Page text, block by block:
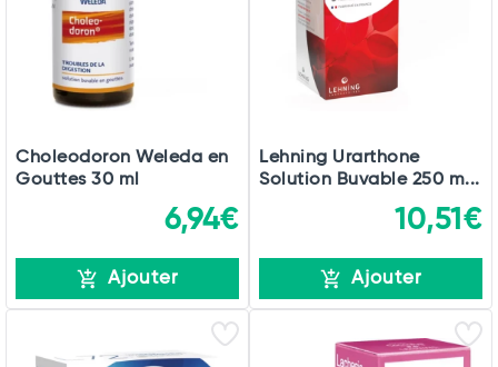
Choleodoron Weleda en
Gouttes 30 ml
6,94€
Ajouter
Lehning Urarthone
Solution Buvable 250 m...
10,51€
Ajouter